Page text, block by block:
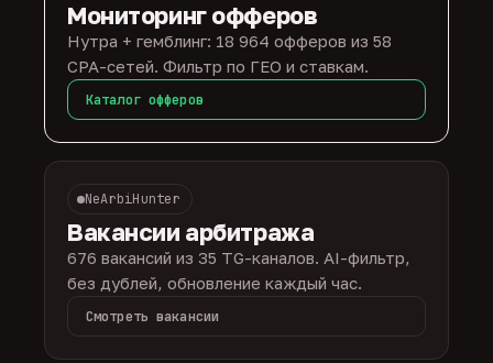
Мониторинг офферов
Нутра + гемблинг: 18 964 офферов из 58
CPA-сетей. Фильтр по ГЕО и ставкам.
Каталог офферов
NeArbiHunter
Вакансии арбитража
676 вакансий из 35 TG-каналов. AI-фильтр,
без дублей, обновление каждый час.
Смотреть вакансии